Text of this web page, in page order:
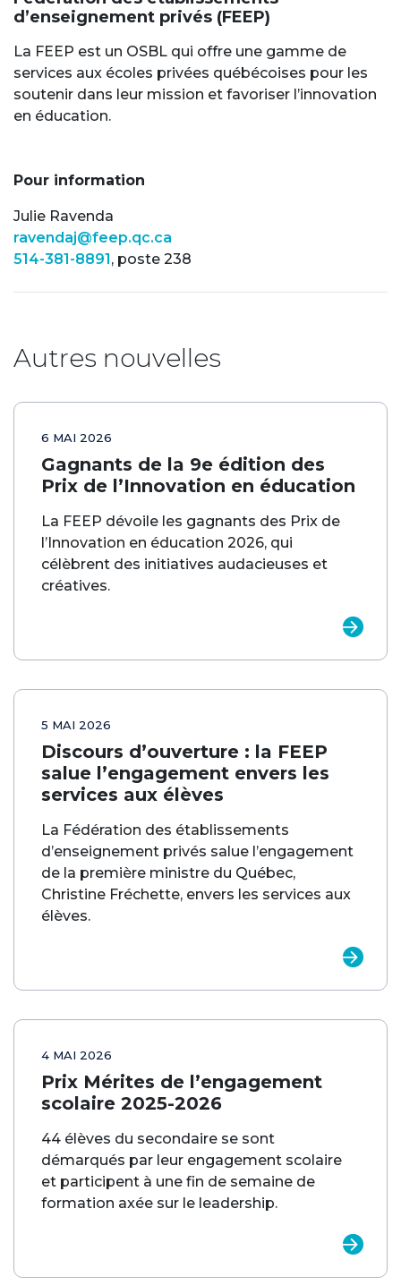
d’enseignement privés (FEEP)
La FEEP est un OSBL qui offre une gamme de
services aux écoles privées québécoises pour les
soutenir dans leur mission et favoriser l’innovation
en éducation.
Pour information
Julie Ravenda
ravendaj@feep.qc.ca
514-381-8891, poste 238
Autres nouvelles
6 MAI 2026
Gagnants de la 9e édition des
Prix de l’Innovation en éducation
La FEEP dévoile les gagnants des Prix de
l’Innovation en éducation 2026, qui
célèbrent des initiatives audacieuses et
créatives.
5 MAI 2026
Discours d’ouverture : la FEEP
salue l’engagement envers les
services aux élèves
La Fédération des établissements
d’enseignement privés salue l’engagement
de la première ministre du Québec,
Christine Fréchette, envers les services aux
élèves.
4 MAI 2026
Prix Mérites de l’engagement
scolaire 2025-2026
44 élèves du secondaire se sont
démarqués par leur engagement scolaire
et participent à une fin de semaine de
formation axée sur le leadership.